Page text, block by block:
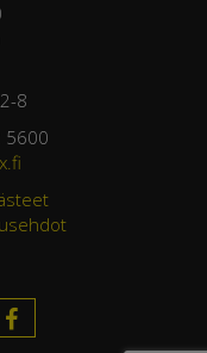
8
5600